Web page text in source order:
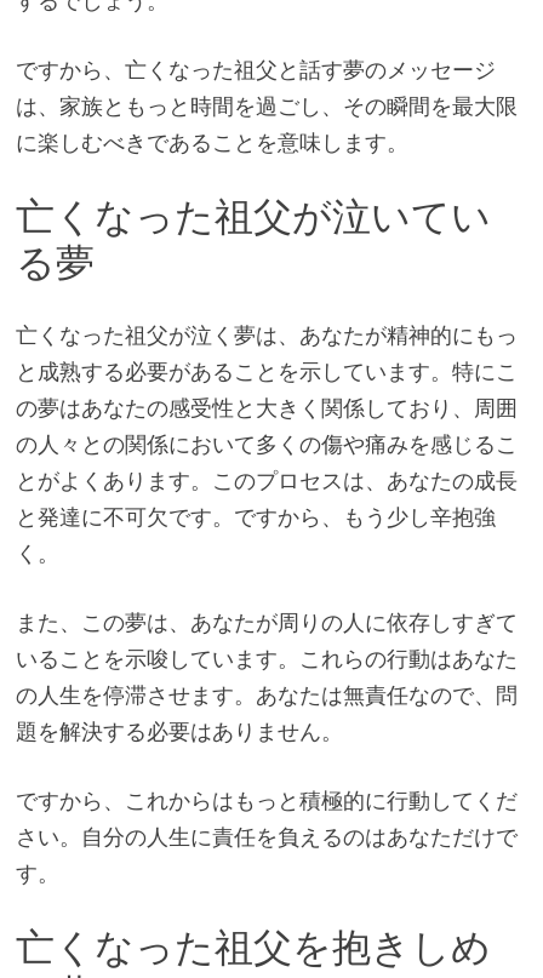
ですから、亡くなった祖父と話す夢のメッセージ
は、家族ともっと時間を過ごし、その瞬間を最大限
に楽しむべきであることを意味します。
亡くなった祖父が泣いてい
る夢
亡くなった祖父が泣く夢は、あなたが精神的にもっ
と成熟する必要があることを示しています。特にこ
の夢はあなたの感受性と大きく関係しており、周囲
の人々との関係において多くの傷や痛みを感じるこ
とがよくあります。このプロセスは、あなたの成長
と発達に不可欠です。ですから、もう少し辛抱強
く。
また、この夢は、あなたが周りの人に依存しすぎて
いることを示唆しています。これらの行動はあなた
の人生を停滞させます。あなたは無責任なので、問
題を解決する必要はありません。
ですから、これからはもっと積極的に行動してくだ
さい。自分の人生に責任を負えるのはあなただけで
す。
亡くなった祖父を抱きしめ